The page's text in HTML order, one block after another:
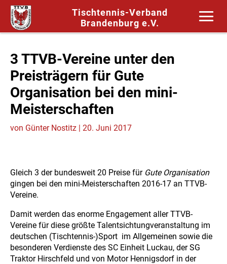
Tischtennis-Verband
Brandenburg e.V.
3 TTVB-Vereine unter den
Preisträgern für Gute
Organisation bei den mini-
Meisterschaften
von Günter Nostitz | 20. Juni 2017
Gleich 3 der bundesweit 20 Preise für Gute Organisation
gingen bei den mini-Meisterschaften 2016-17 an TTVB-
Vereine.
Damit werden das enorme Engagement aller TTVB-
Vereine für diese größte Talentsichtungveranstaltung im
deutschen (Tischtennis-)Sport im Allgemeinen sowie die
besonderen Verdienste des SC Einheit Luckau, der SG
Traktor Hirschfeld und von Motor Hennigsdorf in der